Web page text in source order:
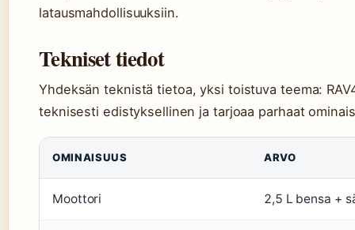
latausmahdollisuuksiin.
Tekniset tiedot
Yhdeksän teknistä tietoa, yksi toistuva teema:
teknisesti edistyksellinen ja tarjoaa parhaat
OMINAISUUS ARVO
Moottori 2,5 L bensa +